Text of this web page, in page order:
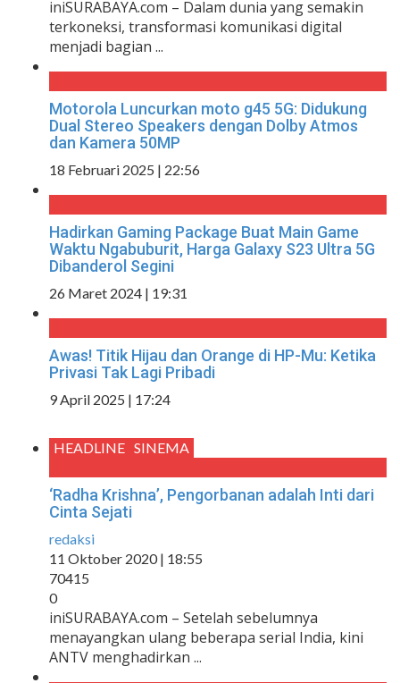
iniSURABAYA.com – Dalam dunia yang semakin
terkoneksi, transformasi komunikasi digital
menjadi bagian ...
Motorola Luncurkan moto g45 5G: Didukung
Dual Stereo Speakers dengan Dolby Atmos
dan Kamera 50MP
18 Februari 2025 | 22:56
Hadirkan Gaming Package Buat Main Game
Waktu Ngabuburit, Harga Galaxy S23 Ultra 5G
Dibanderol Segini
26 Maret 2024 | 19:31
Awas! Titik Hijau dan Orange di HP-Mu: Ketika
Privasi Tak Lagi Pribadi
9 April 2025 | 17:24
HEADLINE SINEMA
‘Radha Krishna’, Pengorbanan adalah Inti dari
Cinta Sejati
redaksi
11 Oktober 2020 | 18:55
70415
0
iniSURABAYA.com – Setelah sebelumnya
menayangkan ulang beberapa serial India, kini
ANTV menghadirkan ...